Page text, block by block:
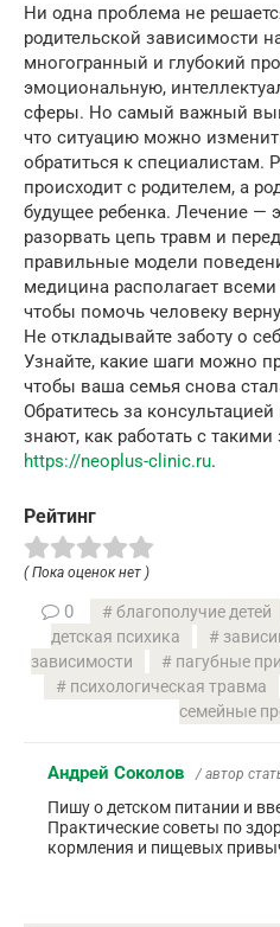
Ни одна проблема не
родительской зависимости
многогранный и глубокий
эмоциональную,
сферы. Но самый важный
что ситуацию можно
обратиться к специалистам.
происходит с родителем, а
будущее ребенка. Лечение —
разорвать цепь травм и
правильные модели
медицина располагает
чтобы помочь человеку
Не откладывайте заботу о
Узнайте, какие шаги можно
чтобы ваша семья снова
Обратитесь за
знают, как работать с
https://neoplus-clinic.ru.
Рейтинг
( Пока оценок нет )
0 благополучие детей
детская психика
зависимости
пагубные
психологическая травма
семейные
Андрей Соколов / автор
Пишу о детском питании и
Практические советы по
кормления и пищевых